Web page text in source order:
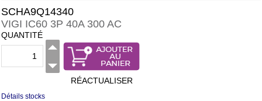
SCHA9Q14340
VIGI IC60 3P 40A 300 AC
QUANTITÉ
RÉACTUALISER
Détails stocks